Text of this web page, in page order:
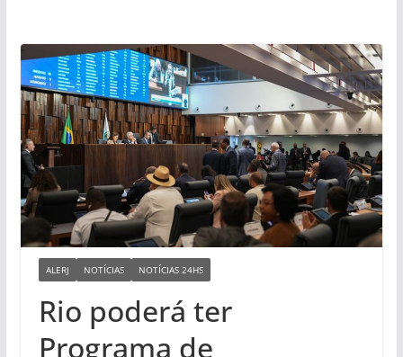
ALERJ NOTÍCIAS NOTÍCIAS 24HS
Rio poderá ter
Programa de